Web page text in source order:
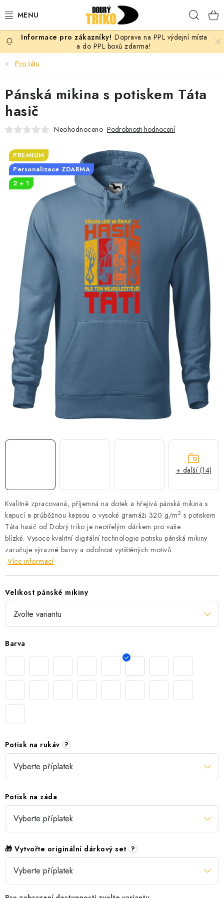
na
PRO ŽENY
PRO MUŽE
PRO DĚTI
PRO PÁRY
VLASTNÍ MOTIV
MIKINY
OKAMŽITĚ K ODBĚRU
B2B
MÁM SRDCE POMÁHÁM
VÁNOCE
PROVIZNÍ SYSTÉM
O nás Časté otázky
Obchodní podmínky
Zásady zpracování ochrany osobních údajů
Napište nám
Doprava na PPL výdejní místa
a do PPL boxů zdarma!
Pro tátu
Kvalitně zpracovaná, příjemná na dotek a hřejivá pánská mikina s
kapucí a průběžnou kapsou o vysoké gramáži 320 g/m2 s potiskem
Táta hasič od Dobrý triko je neotřelým dárkem pro vaše
blízké. Vysoce kvalitní digitální technologie potisku pánská mikiny
zaručuje výrazné barvy a odolnost vytištěných motivů.
Více informací
Velikost pánské mikiny
Barva
Potisk na rukáv ?
Potisk na záda
🎁 Vytvořte originální dárkový set ?
Pánská mikina s potiskem Táta
hasič
Neohodnoceno Podrobnosti hodnocení
PREMIUM
Personalizace ZDARMA
2 + 1
+ další (14)